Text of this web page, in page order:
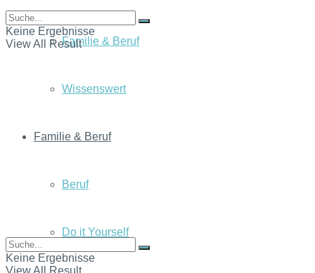
Familie & Beruf
Wissenswert
Familie & Beruf
Beruf
Do it Yourself
Keine Ergebnisse
View All Result
Keine Ergebnisse
View All Result